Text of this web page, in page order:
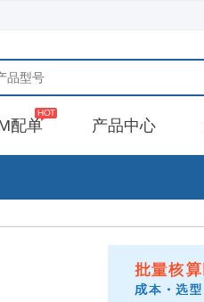
配单 产品中心